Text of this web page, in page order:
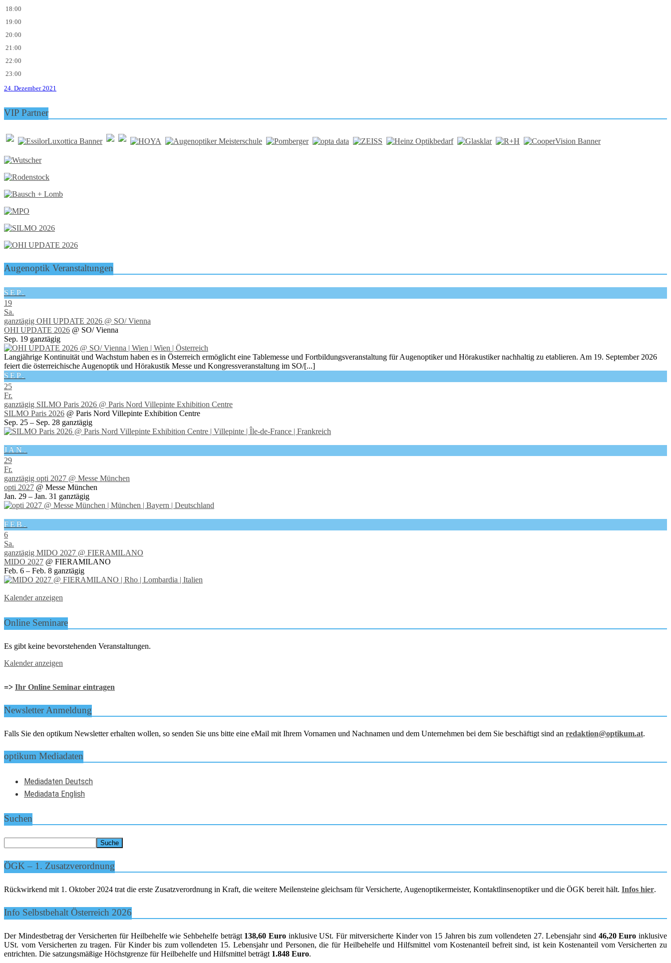
18:00
19:00
20:00
21:00
22:00
23:00
24. Dezember 2021
VIP Partner
Augenoptik Veranstaltungen
SEP.
19
Sa.
ganztägig OHI UPDATE 2026 @ SO/ Vienna
OHI UPDATE 2026 @ SO/ Vienna
Sep. 19 ganztägig
Langjährige Kontinuität und Wachstum haben es in Österreich ermöglicht eine Tablemesse und Fortbildungsveranstaltung für Augenoptiker und Hörakustiker nachhaltig zu etablieren. Am 19. September 2026
feiert die österreichische Augenoptik und Hörakustik Messe und Kongressveranstaltung im SO/[...]
SEP.
25
Fr.
ganztägig SILMO Paris 2026 @ Paris Nord Villepinte Exhibition Centre
SILMO Paris 2026 @ Paris Nord Villepinte Exhibition Centre
Sep. 25 – Sep. 28 ganztägig
JAN.
29
Fr.
ganztägig opti 2027 @ Messe München
opti 2027 @ Messe München
Jan. 29 – Jan. 31 ganztägig
FEB.
6
Sa.
ganztägig MIDO 2027 @ FIERAMILANO
MIDO 2027 @ FIERAMILANO
Feb. 6 – Feb. 8 ganztägig
Kalender anzeigen
Online Seminare
Es gibt keine bevorstehenden Veranstaltungen.
Kalender anzeigen
=> Ihr Online Seminar eintragen
Newsletter Anmeldung
Falls Sie den optikum Newsletter erhalten wollen, so senden Sie uns bitte eine eMail mit Ihrem Vornamen und Nachnamen und dem Unternehmen bei dem Sie beschäftigt sind an redaktion@optikum.at.
optikum Mediadaten
Mediadaten Deutsch
Mediadata English
Suchen
ÖGK – 1. Zusatzverordnung
Rückwirkend mit 1. Oktober 2024 trat die erste Zusatzverordnung in Kraft, die weitere Meilensteine gleichsam für Versicherte, Augenoptikermeister, Kontaktlinsenoptiker und die ÖGK bereit hält. Infos hier.
Info Selbstbehalt Österreich 2026
Der Mindestbetrag der Versicherten für Heilbehelfe wie Sehbehelfe beträgt 138,60 Euro inklusive USt. Für mitversicherte Kinder von 15 Jahren bis zum vollendeten 27. Lebensjahr sind 46,20 Euro inklusive
USt. vom Versicherten zu tragen. Für Kinder bis zum vollendeten 15. Lebensjahr und Personen, die für Heilbehelfe und Hilfsmittel vom Kostenanteil befreit sind, ist kein Kostenanteil vom Versicherten zu
entrichten. Die satzungsmäßige Höchstgrenze für Heilbehelfe und Hilfsmittel beträgt 1.848 Euro.